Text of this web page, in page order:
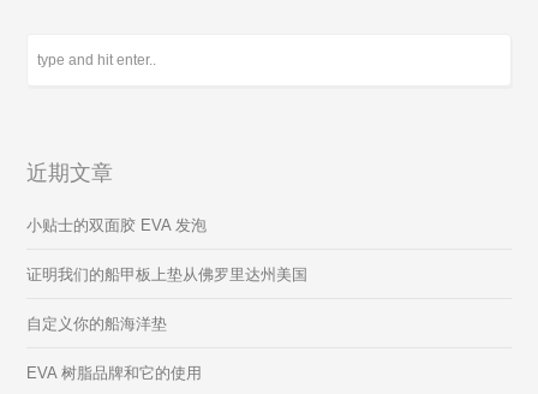
近期文章
小贴士的双面胶 EVA 发泡
证明我们的船甲板上垫从佛罗里达州美国
自定义你的船海洋垫
EVA 树脂品牌和它的使用